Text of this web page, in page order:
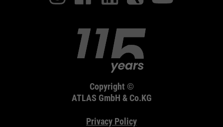
Copyright ©
ATLAS GmbH & Co.KG
Privacy Policy